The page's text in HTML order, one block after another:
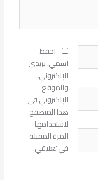
احفظ
اسمي، بريدي
الإلكتروني،
والموقع
الإلكتروني في
هذا المتصفح
لاستخدامها
المرة المقبلة
في تعليقي.